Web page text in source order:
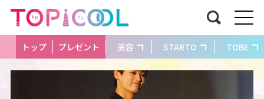
トップ プレゼント 美容 STARTO TOBE